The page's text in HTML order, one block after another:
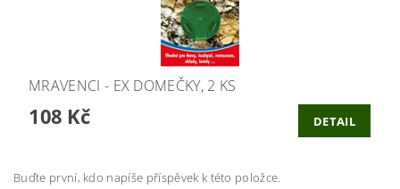
MRAVENCI - EX DOMEČKY, 2 KS
108 Kč DETAIL
Buďte první, kdo napíše příspěvek k této položce.